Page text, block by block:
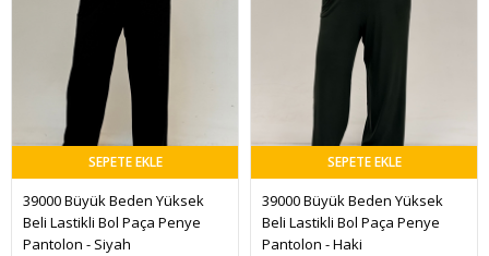
SEPETE EKLE
39000 Büyük Beden Yüksek
Beli Lastikli Bol Paça Penye
Pantolon - Siyah
SEPETE EKLE
39000 Büyük Beden Yüksek
Beli Lastikli Bol Paça Penye
Pantolon - Haki